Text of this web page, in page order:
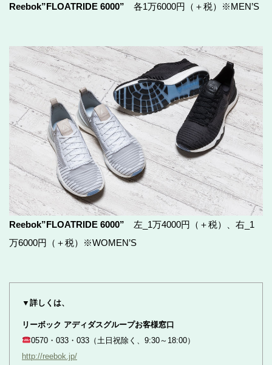
Reebok”FLOATRIDE 6000” 各1万6000円（＋税）※MEN’S
Reebok”FLOATRIDE 6000” 左_1万4000円（＋税）、右_1
万6000円（＋税）※WOMEN’S
▼詳しくは、
リーボック アディダスグループお客様窓口
0570・033・033（土日祝除く、9:30～18:00）
http://reebok.jp/